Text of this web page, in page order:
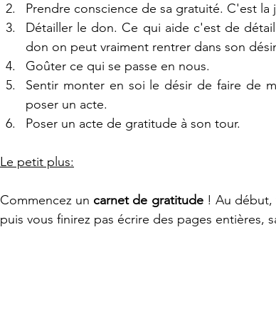
Prendre conscience de sa gratuité. C'est
Détailler le don. Ce qui aide c'est de
don on peut vraiment rentrer dans son
Goûter ce qui se passe en nous.
Sentir monter en soi le désir de faire de
poser un acte.
Poser un acte de gratitude à son tour.
Le petit plus:
Commencez un carnet de gratitude ! Au début,
puis vous finirez pas écrire des pages entières,